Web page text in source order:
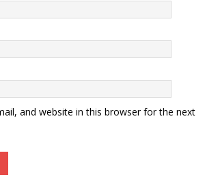
and website in this browser for the next